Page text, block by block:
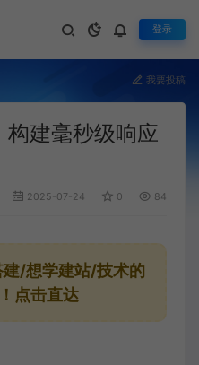
登录
我要投稿
构建毫秒级响应
2025-07-24 0 848
建/想学建站/技术的
点击直达